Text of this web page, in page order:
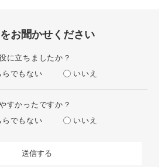
お聞かせください
に立ちましたか？
らでもない いいえ
すかったですか？
らでもない いいえ